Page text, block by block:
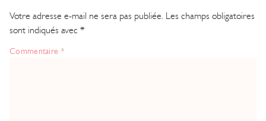
Votre adresse e-mail ne sera pas publiée. Les champs obligatoires
sont indiqués avec *
Commentaire *